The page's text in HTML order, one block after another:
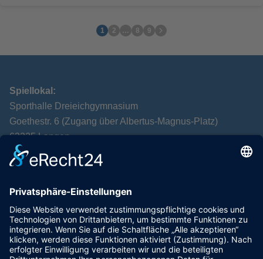
1 2 … 8 9
Spiellokal:
Sporthalle Dreieichgymnasium
Goethestr. 6 (Zugang über Albertus-Magnus-Platz)
63225 Langen
TTC Langen
Spenglerstr. 40
63303 Dreieich
VEREIN